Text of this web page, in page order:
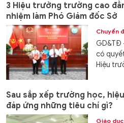
3 Hiệu trưởng trường cao
nhiệm làm Phó Giám đốc Sở
Chuyển
GD&TĐ
có
Hiệu
Sau sắp xếp trường học,
đáp ứng những tiêu chí gì?
Giáo dục